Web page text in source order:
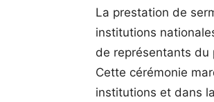
La prestation de
institutions
de représentants du
Cette cérémonie
institutions et dans